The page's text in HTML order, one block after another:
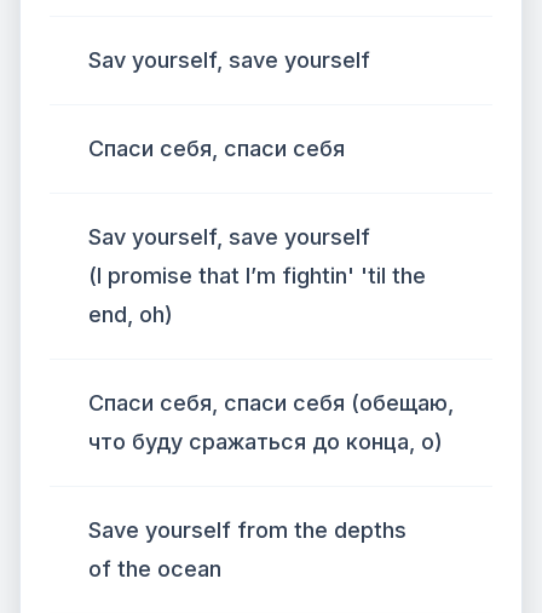
Sav yourself, save yourself
Спаси себя, спаси себя
Sav yourself, save yourself
(I promise that I’m fightin' 'til the
end, oh)
Спаси себя, спаси себя (обещаю,
что буду сражаться до конца, о)
Save yourself from the depths
of the ocean